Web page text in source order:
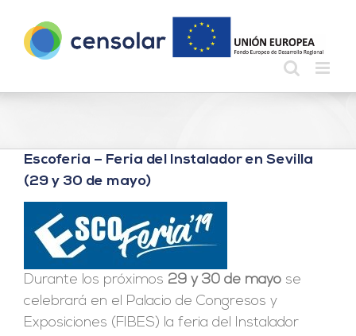
contenido
Escoferia – Feria del Instalador en Sevilla
(29 y 30 de mayo)
Durante los próximos 29 y 30 de mayose
celebrará en el Palacio de Congresos y
Exposiciones (FIBES) la feria del Instalador